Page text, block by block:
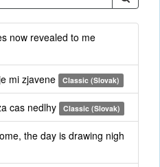
now revealed to me
mi zjavene Classic (Slovak)
cas nedlhy Classic (Slovak)
the day is drawing nigh